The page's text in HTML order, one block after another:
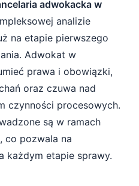
adwokacka w
analizie
na etapie pierwszego
Adwokat w
prawa i obowiązki,
oraz czuwa nad
czynności procesowych.
są w ramach
, co pozwala na
każdym etapie sprawy.